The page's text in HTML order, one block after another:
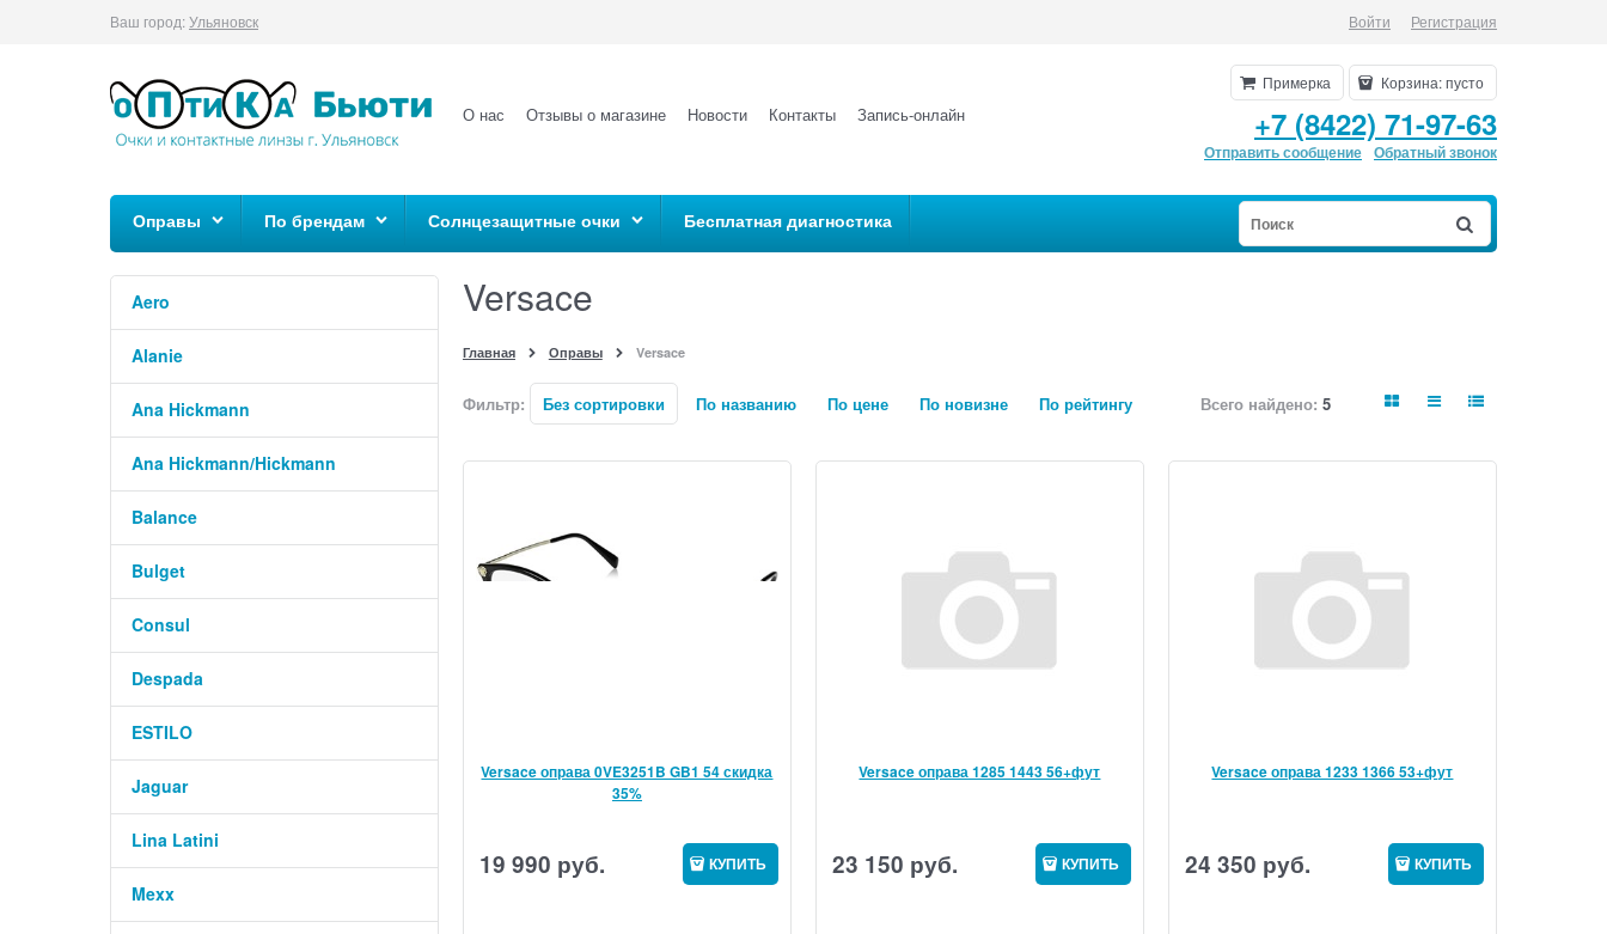
Ваш город:Ульяновск Войти Регистрация
О нас Отзывы о магазине Новости Контакты Запись-онлайн
Примерка Корзина:пусто
+7 (8422) 71-97-63
Отправить сообщение Обратный звонок
Оправы По брендам Солнцезащитные очки Бесплатная диагностика
Aero
Alanie
Ana Hickmann
Ana Hickmann/Hickmann
Balance
Bulget
Consul
Despada
ESTILO
Jaguar
Lina Latini
Mexx
Versace
Главная Оправы Versace
Фильтр: Без сортировки По названию По цене По новизне По рейтингу Всего найдено: 5
Versace оправа 0VE3251B GB1 54 скидка
35%
19 990 руб. КУПИТЬ
Versace оправа 1285 1443 56+фут
23 150 руб. КУПИТЬ
Versace оправа 1233 1366 53+фут
24 350 руб. КУПИТЬ